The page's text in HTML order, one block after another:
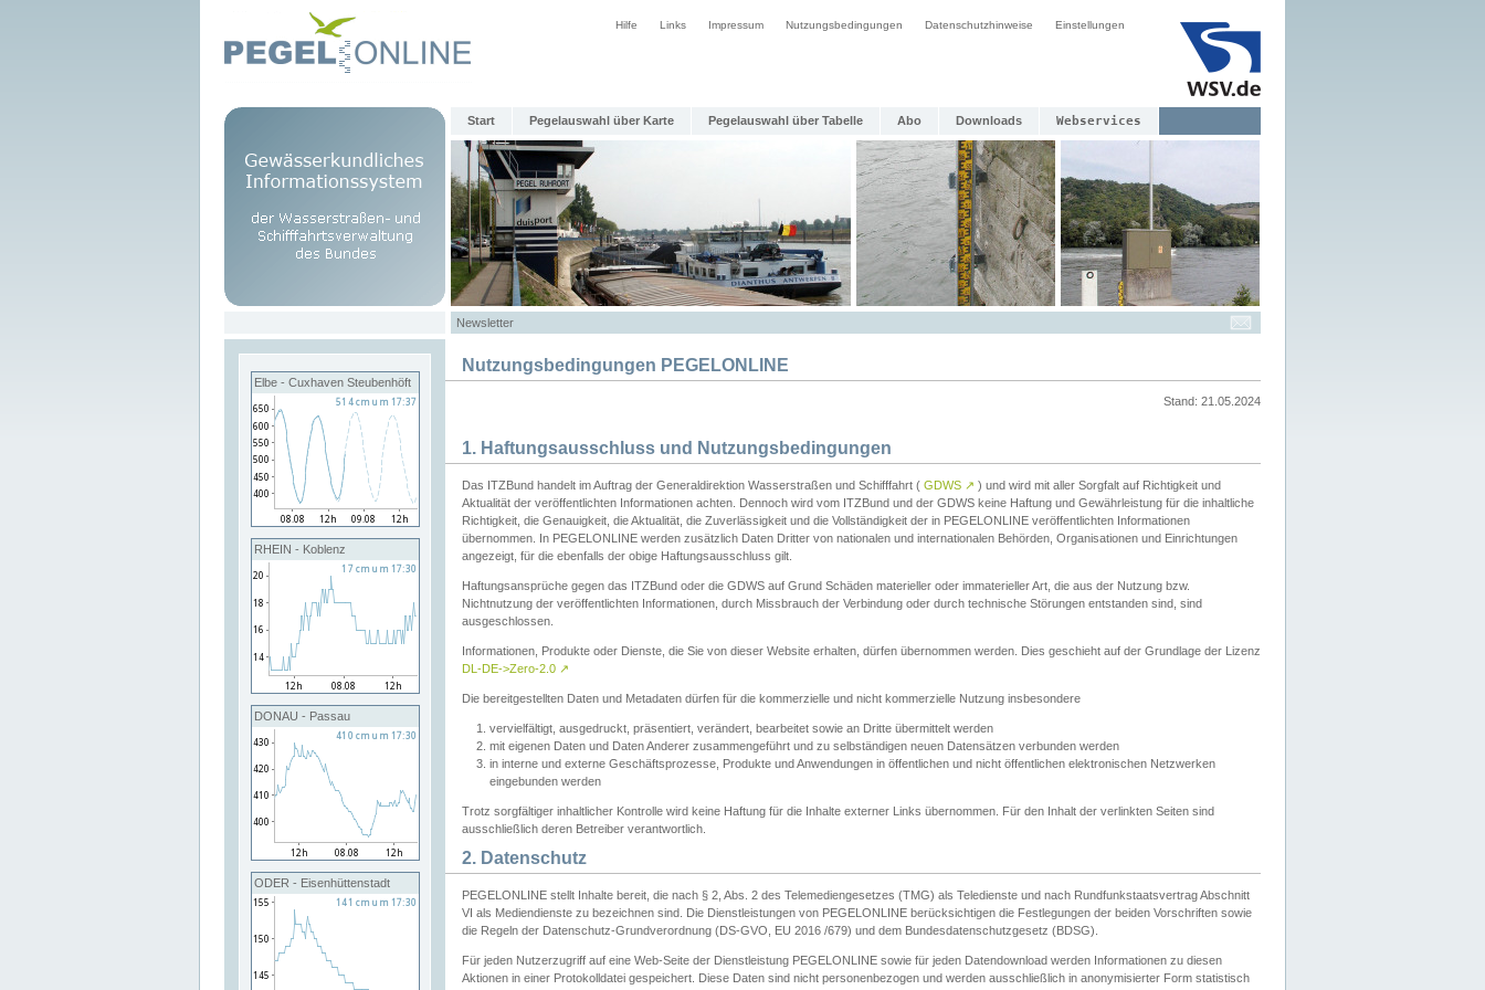
Hilfe Links Impressum Nutzungsbedingungen Datenschutzhinweise Einstellungen
Start Pegelauswahl über Karte Pegelauswahl über Tabelle Abo Downloads Webservices
Newsletter
Elbe - Cuxhaven Steubenhöft
RHEIN - Koblenz
DONAU - Passau
ODER - Eisenhüttenstadt
Nutzungsbedingungen PEGELONLINE
Stand: 21.05.2024
1. Haftungsausschluss und Nutzungsbedingungen
Das ITZBund handelt im Auftrag der Generaldirektion Wasserstraßen und Schifffahrt ( GDWS ↗ ) und wird mit aller Sorgfalt auf Richtigkeit und
Aktualität der veröffentlichten Informationen achten. Dennoch wird vom ITZBund und der GDWS keine Haftung und Gewährleistung für die inhaltliche
Richtigkeit, die Genauigkeit, die Aktualität, die Zuverlässigkeit und die Vollständigkeit der in PEGELONLINE veröffentlichten Informationen
übernommen. In PEGELONLINE werden zusätzlich Daten Dritter von nationalen und internationalen Behörden, Organisationen und Einrichtungen
angezeigt, für die ebenfalls der obige Haftungsausschluss gilt.
Haftungsansprüche gegen das ITZBund oder die GDWS auf Grund Schäden materieller oder immaterieller Art, die aus der Nutzung bzw.
Nichtnutzung der veröffentlichten Informationen, durch Missbrauch der Verbindung oder durch technische Störungen entstanden sind, sind
ausgeschlossen.
Informationen, Produkte oder Dienste, die Sie von dieser Website erhalten, dürfen übernommen werden. Dies geschieht auf der Grundlage der Lizenz
DL-DE->Zero-2.0 ↗
Die bereitgestellten Daten und Metadaten dürfen für die kommerzielle und nicht kommerzielle Nutzung insbesondere
vervielfältigt, ausgedruckt, präsentiert, verändert, bearbeitet sowie an Dritte übermittelt werden
mit eigenen Daten und Daten Anderer zusammengeführt und zu selbständigen neuen Datensätzen verbunden werden
in interne und externe Geschäftsprozesse, Produkte und Anwendungen in öffentlichen und nicht öffentlichen elektronischen Netzwerken
eingebunden werden
Trotz sorgfältiger inhaltlicher Kontrolle wird keine Haftung für die Inhalte externer Links übernommen. Für den Inhalt der verlinkten Seiten sind
ausschließlich deren Betreiber verantwortlich.
2. Datenschutz
PEGELONLINE stellt Inhalte bereit, die nach § 2, Abs. 2 des Telemediengesetzes (TMG) als Teledienste und nach Rundfunkstaatsvertrag Abschnitt
VI als Mediendienste zu bezeichnen sind. Die Dienstleistungen von PEGELONLINE berücksichtigen die Festlegungen der beiden Vorschriften sowie
die Regeln der Datenschutz-Grundverordnung (DS-GVO, EU 2016 /679) und dem Bundesdatenschutzgesetz (BDSG).
Für jeden Nutzerzugriff auf eine Web-Seite der Dienstleistung PEGELONLINE sowie für jeden Datendownload werden Informationen zu diesen
Aktionen in einer Protokolldatei gespeichert. Diese Daten sind nicht personenbezogen und werden ausschließlich in anonymisierter Form statistisch